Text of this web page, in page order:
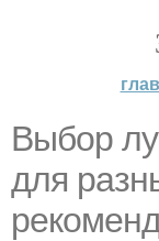
Выбор
для